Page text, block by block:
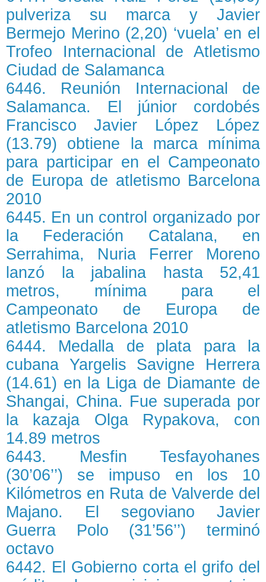
pulveriza su marca y Javier
Bermejo Merino (2,20) ‘vuela’ en el
Trofeo Internacional de Atletismo
Ciudad de Salamanca
6446. Reunión Internacional de
Salamanca. El júnior cordobés
Francisco Javier López López
(13.79) obtiene la marca mínima
para participar en el Campeonato
de Europa de atletismo Barcelona
2010
6445. En un control organizado por
la Federación Catalana, en
Serrahima, Nuria Ferrer Moreno
lanzó la jabalina hasta 52,41
metros, mínima para el
Campeonato de Europa de
atletismo Barcelona 2010
6444. Medalla de plata para la
cubana Yargelis Savigne Herrera
(14.61) en la Liga de Diamante de
Shangai, China. Fue superada por
la kazaja Olga Rypakova, con
14.89 metros
6443. Mesfin Tesfayohanes
(30’06’’) se impuso en los 10
Kilómetros en Ruta de Valverde del
Majano. El segoviano Javier
Guerra Polo (31’56’’) terminó
octavo
6442. El Gobierno corta el grifo del